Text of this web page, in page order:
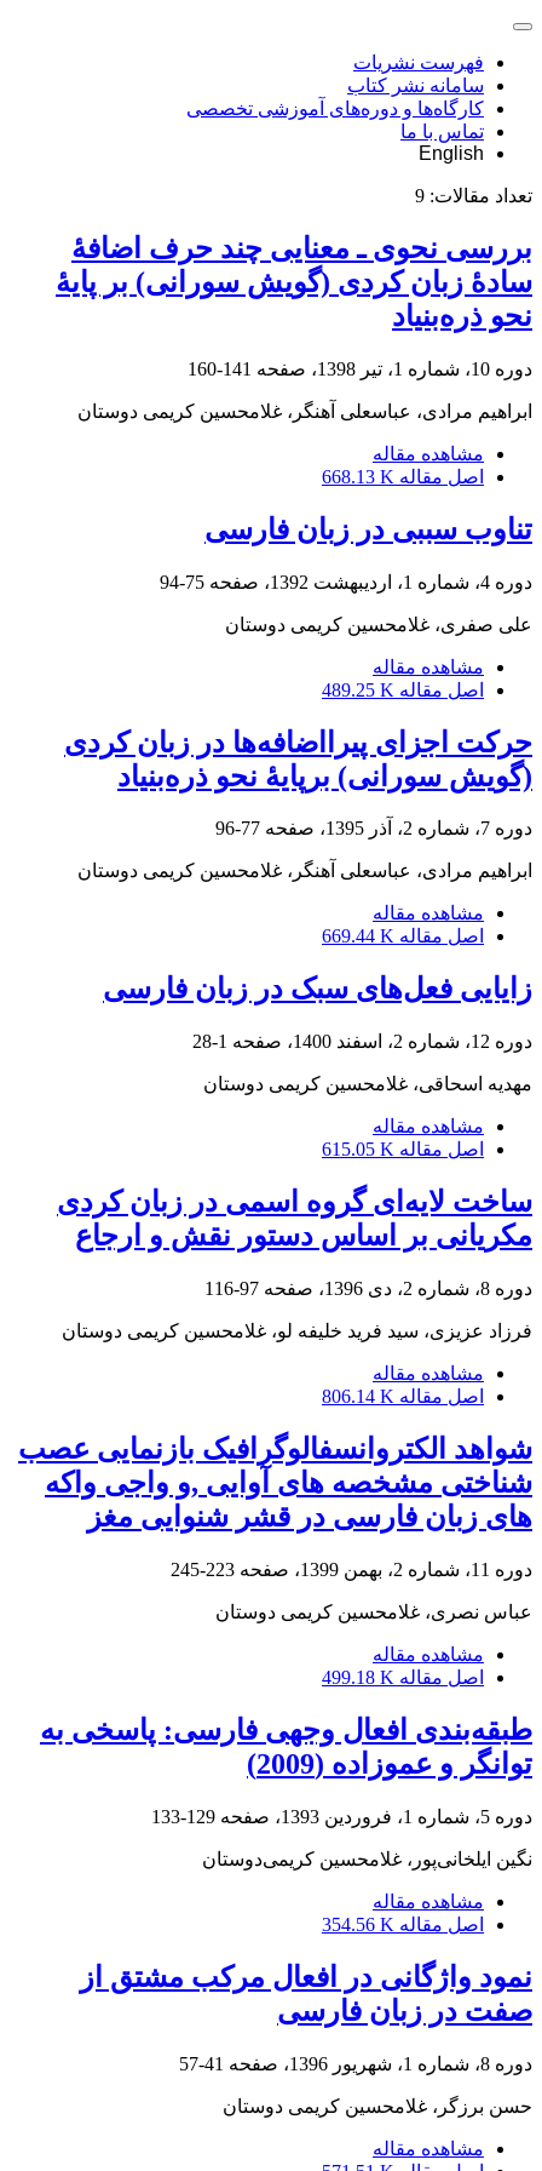
فهرست نشریات
سامانه نشر کتاب
کارگاه‌ها و دوره‌های آموزشی تخصصی
تماس با ما
English
تعداد مقالات: 9
بررسی نحوی ـ معنایی چند حرف اضافۀ
سادۀ زبان کردی (گویش سورانی) بر پایۀ
نحو ذره‌بنیاد
دوره 10، شماره 1، تیر 1398، صفحه 141-160
ابراهیم مرادی، عباسعلی آهنگر، غلامحسین کریمی دوستان
مشاهده مقاله
اصل مقاله 668.13 K
تناوب سببی در زبان فارسی
دوره 4، شماره 1، اردیبهشت 1392، صفحه 75-94
علی صفری، غلامحسین کریمی دوستان
مشاهده مقاله
اصل مقاله 489.25 K
حرکت اجزای پیرااضافه‌ها در زبان کردی
(گویش سورانی) برپایۀ نحو ذره‌بنیاد
دوره 7، شماره 2، آذر 1395، صفحه 77-96
ابراهیم مرادی، عباسعلی آهنگر، غلامحسین کریمی دوستان
مشاهده مقاله
اصل مقاله 669.44 K
زایایی فعل‌های سبک در زبان فارسی
دوره 12، شماره 2، اسفند 1400، صفحه 1-28
مهدیه اسحاقی، غلامحسین کریمی دوستان
مشاهده مقاله
اصل مقاله 615.05 K
ساخت لایه‌ای گروه اسمی در زبان کردی
مکریانی بر اساس دستور نقش و ارجاع
دوره 8، شماره 2، دی 1396، صفحه 97-116
فرزاد عزیزی، سید فرید خلیفه لو، غلامحسین کریمی دوستان
مشاهده مقاله
اصل مقاله 806.14 K
شواهد الکتروانسفالوگرافیک بازنمایی عصب
شناختی مشخصه های آوایی ,و واجی واکه
های زبان فارسی در قشر شنوایی مغز
دوره 11، شماره 2، بهمن 1399، صفحه 223-245
عباس نصری، غلامحسین کریمی دوستان
مشاهده مقاله
اصل مقاله 499.18 K
طبقه‌بندی افعال وجهی فارسی: پاسخی به
توانگر و عموزاده (2009)
دوره 5، شماره 1، فروردین 1393، صفحه 129-133
نگین ایلخانی‌پور، غلامحسین کریمی‌دوستان
مشاهده مقاله
اصل مقاله 354.56 K
نمود واژگانی در افعال مرکب مشتق از
صفت در زبان فارسی
دوره 8، شماره 1، شهریور 1396، صفحه 41-57
حسن برزگر، غلامحسین کریمی دوستان
مشاهده مقاله